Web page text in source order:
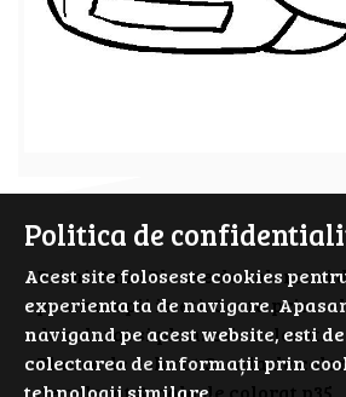
PrimiiAni - Planse de colorat si
pentru copii isteti. Cauta prin
de colorat si planse de colorat.
Planse de colorat Scoala de
de colorat Scoala de colorat p35
Politica de
Acest site foloseste cookies
experienta ta de navigare.
navigand pe acest website, esti
colectarea de informații prin
tehnologii similare.